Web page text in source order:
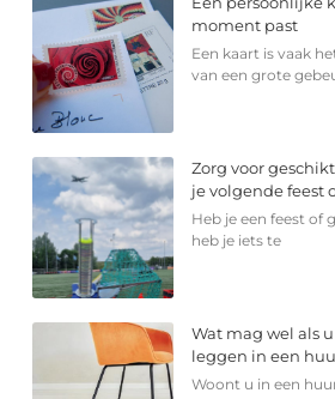
moment past
Een kaart is vaak
van een grote
Zorg voor
je volgende feest
Heb je een feest of
heb je iets te
Wat mag wel als
leggen in een
Woont u in een